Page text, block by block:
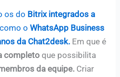
os do Bitrix integrados a
como oWhatsApp Business
da Chat2desk. Em que é
completoque possibilita
da equipe. Criar